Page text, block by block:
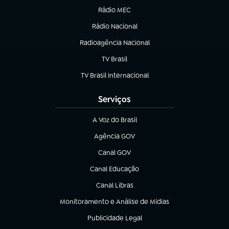
Rádio MEC
Rádio Nacional
(abre em nova aba)
Radioagência Nacional
(abre em nova aba)
TV Brasil
(abre em nova aba)
TV Brasil Internacional
(abre em nova aba)
Serviços
A Voz do Brasil
(abre em nova aba)
Agência GOV
(abre em nova aba)
Canal GOV
(abre em nova aba)
Canal Educação
(abre em nova aba)
Canal Libras
(abre em nova aba)
Monitoramento e Análise de Mídias
(abre em nova aba)
Publicidade Legal
(abre em nova aba)